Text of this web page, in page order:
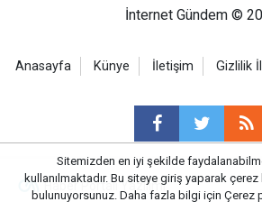
İnternet Gündem ©
Anasayfa Künye İletişim Gizlilik
Haber Portalı Yazılımı
Sitemizden en iyi şekilde
kullanılmaktadır. Bu siteye giriş yaparak çerez
bulunuyorsunuz. Daha fazla bilgi için Çerez